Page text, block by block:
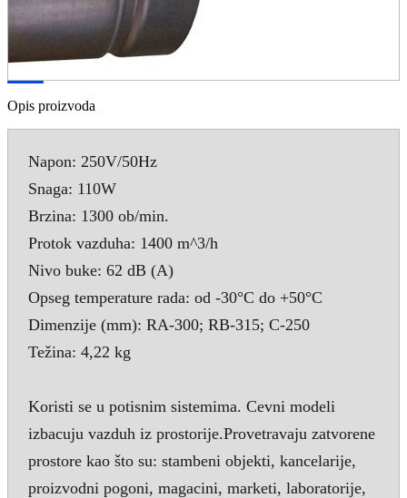
Opis proizvoda
Napon: 250V/50Hz
Snaga: 110W
Brzina: 1300 ob/min.
Protok vazduha: 1400 m^3/h
Nivo buke: 62 dB (A)
Opseg temperature rada: od -30°C do +50°C
Dimenzije (mm): RA-300; RB-315; C-250
Težina: 4,22 kg
Koristi se u potisnim sistemima. Cevni modeli
izbacuju vazduh iz prostorije.Provetravaju zatvorene
prostore kao što su: stambeni objekti, kancelarije,
proizvodni pogoni, magacini, marketi, laboratorije,